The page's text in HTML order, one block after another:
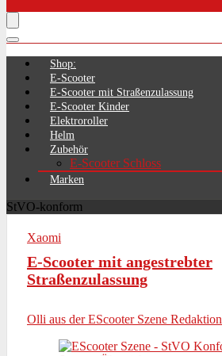
Shop:
E-Scooter
E-Scooter mit Straßenzulassung
E-Scooter Kinder
Elektroroller
Helm
Zubehör
E-Scooter Schloss
Marken
StVO-konform
Xaomi
E-Scooter mit angestrebter
Straßenzulassung
Olli aus der EScooter Szene Redaktion